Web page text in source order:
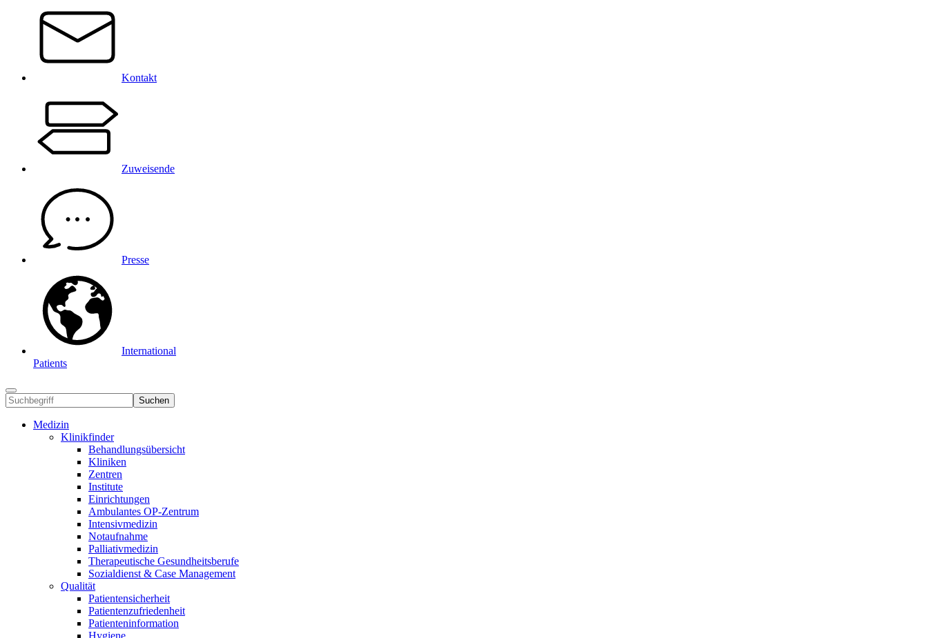
Kontakt
Zuweisende
Presse
International
Patients
Suchen
Medizin
Klinikfinder
Behandlungsübersicht
Kliniken
Zentren
Institute
Einrichtungen
Ambulantes OP-Zentrum
Intensivmedizin
Notaufnahme
Palliativmedizin
Therapeutische Gesundheitsberufe
Sozialdienst & Case Management
Qualität
Patientensicherheit
Patientenzufriedenheit
Patienteninformation